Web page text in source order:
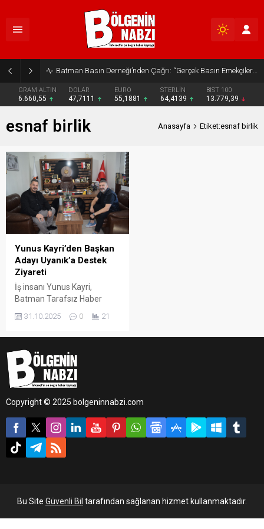
Batman Basın Derneği’nden Çağrı: “Gerçek Basın Emekçileri Desteklenmeli”
GRAM ALTIN
6.660,55
DOLAR
47,7111
EURO
55,1881
STERLİN
64,4139
BIST 100
13.779,39
esnaf birlik Anasayfa Etiket:esnaf birlik
Yunus Kayri’den Başkan
Adayı Uyanık’a Destek
Ziyareti
İş insanı Yunus Kayri,
Batman Tarafsız Haber
gazetenin İmtiyaz Sahibi ve
Adayı Cebrail Uyanık ile bir
araya geldi.
31.10.2025 0 21
Copyright © 2025 bolgeninnabzi.com
Bu Site Güvenli Bil tarafından sağlanan hizmet kullanmaktadır.